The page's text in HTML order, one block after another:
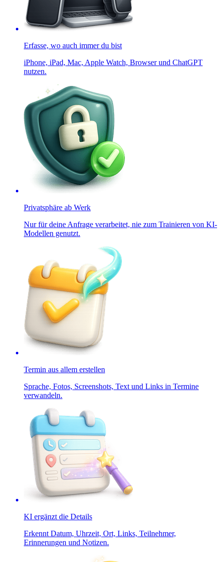
Erfasse, wo auch immer du bist
iPhone, iPad, Mac, Apple Watch, Browser und ChatGPT
nutzen.
Privatsphäre ab Werk
Nur für deine Anfrage verarbeitet, nie zum Trainieren von KI-
Modellen genutzt.
Termin aus allem erstellen
Sprache, Fotos, Screenshots, Text und Links in Termine
verwandeln.
KI ergänzt die Details
Erkennt Datum, Uhrzeit, Ort, Links, Teilnehmer,
Erinnerungen und Notizen.